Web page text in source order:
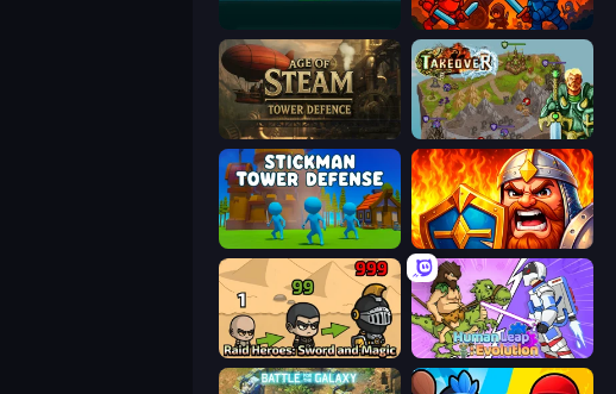
Throne Tactics
Takeover
WarLink: Crown & Clash
Raid Heroes: Sword and Magic Human Leap: Evolution